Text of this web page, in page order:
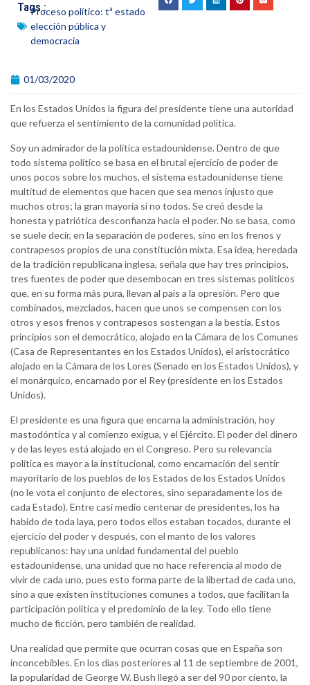
Tags :Proceso político: tª estado
elección pública y
democracia
01/03/2020
En los Estados Unidos la figura del presidente tiene una autoridad
que refuerza el sentimiento de la comunidad política.
Soy un admirador de la política estadounidense. Dentro de que
todo sistema político se basa en el brutal ejercicio de poder de
unos pocos sobre los muchos, el sistema estadounidense tiene
multitud de elementos que hacen que sea menos injusto que
muchos otros; la gran mayoría si no todos. Se creó desde la
honesta y patriótica desconfianza hacia el poder. No se basa, como
se suele decir, en la separación de poderes, sino en los frenos y
contrapesos propios de una constitución mixta. Esa idea, heredada
de la tradición republicana inglesa, señala que hay tres principios,
tres fuentes de poder que desembocan en tres sistemas políticos
que, en su forma más pura, llevan al país a la opresión. Pero que
combinados, mezclados, hacen que unos se compensen con los
otros y esos frenos y contrapesos sostengan a la bestia. Estos
principios son el democrático, alojado en la Cámara de los Comunes
(Casa de Representantes en los Estados Unidos), el aristocrático
alojado en la Cámara de los Lores (Senado en los Estados Unidos), y
el monárquico, encarnado por el Rey (presidente en los Estados
Unidos).
El presidente es una figura que encarna la administración, hoy
mastodóntica y al comienzo exigua, y el Ejército. El poder del dinero
y de las leyes está alojado en el Congreso. Pero su relevancia
política es mayor a la institucional, como encarnación del sentir
mayoritario de los pueblos de los Estados de los Estados Unidos
(no le vota el conjunto de electores, sino separadamente los de
cada Estado). Entre casi medio centenar de presidentes, los ha
habido de toda laya, pero todos ellos estaban tocados, durante el
ejercicio del poder y después, con el manto de los valores
republicanos: hay una unidad fundamental del pueblo
estadounidense, una unidad que no hace referencia al modo de
vivir de cada uno, pues esto forma parte de la libertad de cada uno,
sino a que existen instituciones comunes a todos, que facilitan la
participación política y el predominio de la ley. Todo ello tiene
mucho de ficción, pero también de realidad.
Una realidad que permite que ocurran cosas que en España son
inconcebibles. En los días posteriores al 11 de septiembre de 2001,
la popularidad de George W. Bush llegó a ser del 90 por ciento, la